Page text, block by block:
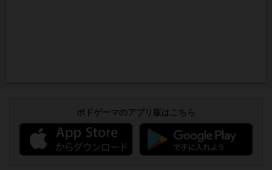
ボドゲーマのアプリ版はこちら